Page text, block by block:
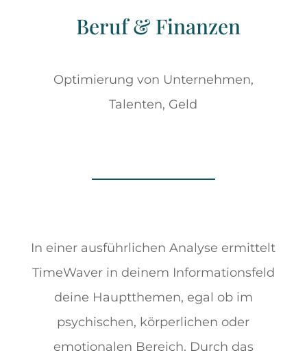
Beruf & Finanzen
Optimierung von Unternehmen,
Talenten, Geld
In einer ausführlichen Analyse ermittelt
TimeWaver in deinem Informationsfeld
deine Hauptthemen, egal ob im
psychischen, körperlichen oder
emotionalen Bereich. Durch das